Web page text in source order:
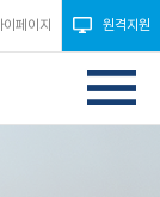
이페이지 원격지원